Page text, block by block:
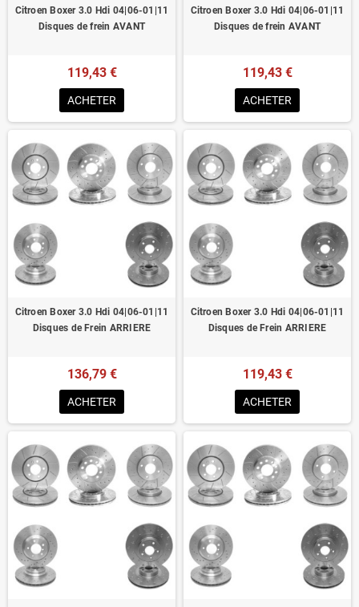
Citroen Boxer 3.0 Hdi 04|06-01|11
Disques de frein AVANT
119,43 €
ACHETER
Citroen Boxer 3.0 Hdi 04|06-01|11
Disques de frein AVANT
119,43 €
ACHETER
Citroen Boxer 3.0 Hdi 04|06-01|11
Disques de Frein ARRIERE
136,79 €
ACHETER
Citroen Boxer 3.0 Hdi 04|06-01|11
Disques de Frein ARRIERE
119,43 €
ACHETER